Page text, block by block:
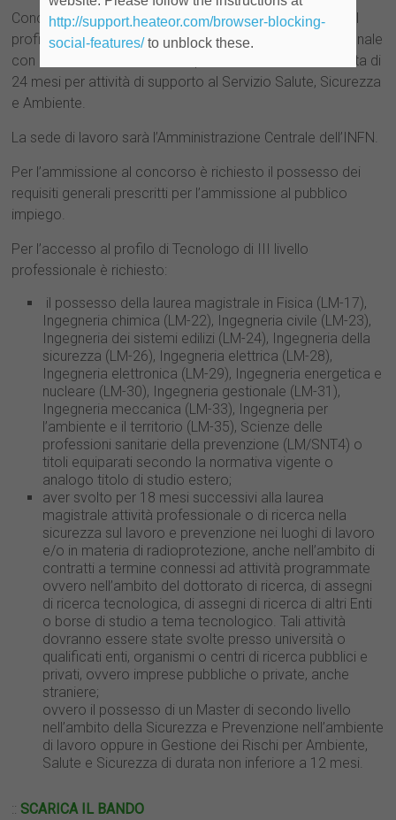
Concorso pubblico per titoli ed esami per un posto per il
profilo professionale di Tecnologo di III livello professionale
con contratto di lavoro a tempo determinato della durata di
24 mesi per attività di supporto al Servizio Salute, Sicurezza
e Ambiente.
La sede di lavoro sarà l’Amministrazione Centrale dell’INFN.
Per l’ammissione al concorso è richiesto il possesso dei
requisiti generali prescritti per l’ammissione al pubblico
impiego.
Per l’accesso al profilo di Tecnologo di III livello
professionale è richiesto:
il possesso della laurea magistrale in Fisica (LM-17),
Ingegneria chimica (LM-22), Ingegneria civile (LM-23),
Ingegneria dei sistemi edilizi (LM-24), Ingegneria della
sicurezza (LM-26), Ingegneria elettrica (LM-28),
Ingegneria elettronica (LM-29), Ingegneria energetica e
nucleare (LM-30), Ingegneria gestionale (LM-31),
Ingegneria meccanica (LM-33), Ingegneria per
l’ambiente e il territorio (LM-35), Scienze delle
professioni sanitarie della prevenzione (LM/SNT4) o
titoli equiparati secondo la normativa vigente o
analogo titolo di studio estero;
aver svolto per 18 mesi successivi alla laurea
magistrale attività professionale o di ricerca nella
sicurezza sul lavoro e prevenzione nei luoghi di lavoro
e/o in materia di radioprotezione, anche nell’ambito di
contratti a termine connessi ad attività programmate
ovvero nell’ambito del dottorato di ricerca, di assegni
di ricerca tecnologica, di assegni di ricerca di altri Enti
o borse di studio a tema tecnologico. Tali attività
dovranno essere state svolte presso università o
qualificati enti, organismi o centri di ricerca pubblici e
privati, ovvero imprese pubbliche o private, anche
straniere;
ovvero il possesso di un Master di secondo livello
nell’ambito della Sicurezza e Prevenzione nell’ambiente
di lavoro oppure in Gestione dei Rischi per Ambiente,
Salute e Sicurezza di durata non inferiore a 12 mesi.
:: SCARICA IL BANDO
http://support.heateor.com/browser-blocking-
social-features/to unblock these.